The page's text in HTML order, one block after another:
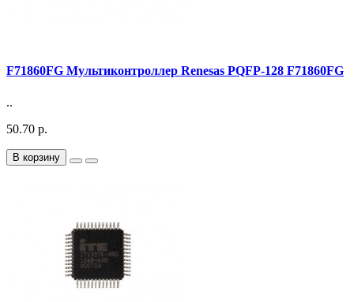
F71860FG Мультиконтроллер Renesas PQFP-128 F71860FG
..
50.70 р.
В корзину